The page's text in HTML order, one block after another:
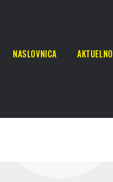
NASLOVNICA AKTUELNO